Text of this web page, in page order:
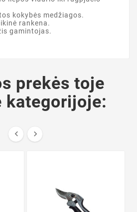
kokybės medžiagos.
rankena.
gamintojas.
prekės toje
kategorijoje:
 